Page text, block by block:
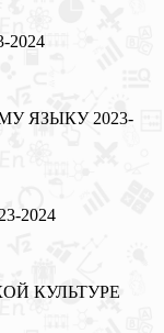
2024
ЯЗЫКУ 2023-
2024
КУЛЬТУРЕ